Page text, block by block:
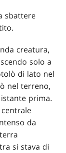
sbattere
creatura,
solo a
di lato nel
nel terreno,
prima.
da
si stava di